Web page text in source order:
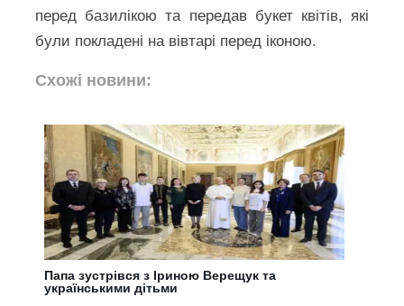
перед базилікою та передав букет квітів, які
були покладені на вівтарі перед іконою.
Схожі новини:
Папа зустрівся з Іриною Верещук та
українськими дітьми